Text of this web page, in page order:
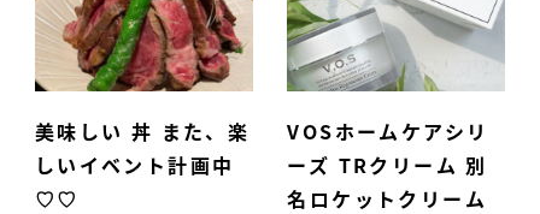
美味しい 丼 また、楽
しいイベント計画中
♡♡
VOSホームケアシリ
ーズ TRクリーム 別
名ロケットクリーム